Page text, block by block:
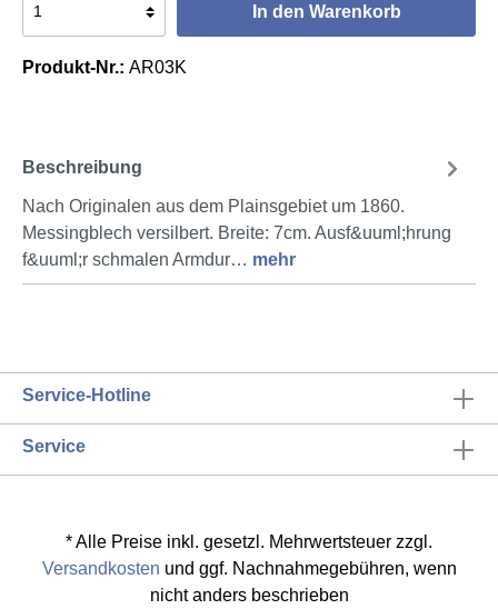
In den Warenkorb
Produkt-Nr.: AR03K
Beschreibung
Nach Originalen aus dem Plainsgebiet um 1860.
Messingblech versilbert. Breite: 7cm. Ausf&uuml;hrung
f&uuml;r schmalen Armdur… mehr
Service-Hotline
Service
* Alle Preise inkl. gesetzl. Mehrwertsteuer zzgl.
Versandkosten und ggf. Nachnahmegebühren, wenn
nicht anders beschrieben